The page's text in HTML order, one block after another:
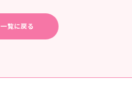
一覧に戻る